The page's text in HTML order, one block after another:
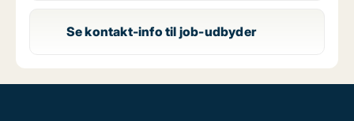
Se kontakt-info til job-udbyder